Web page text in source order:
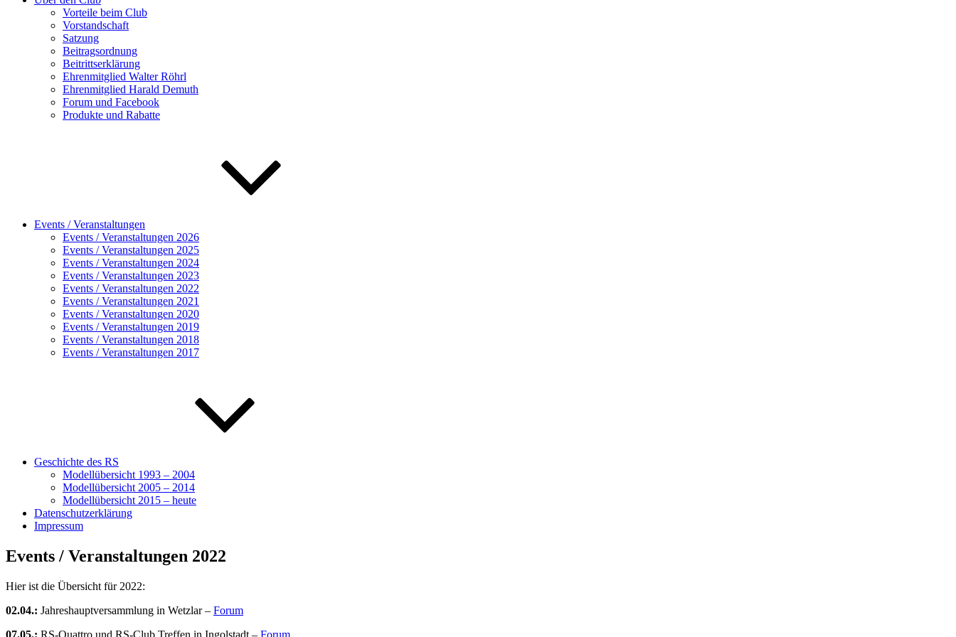
Vorteile beim Club
Vorstandschaft
Satzung
Beitragsordnung
Beitrittserklärung
Ehrenmitglied Walter Röhrl
Ehrenmitglied Harald Demuth
Forum und Facebook
Produkte und Rabatte
Events / Veranstaltungen
Events / Veranstaltungen 2026
Events / Veranstaltungen 2025
Events / Veranstaltungen 2024
Events / Veranstaltungen 2023
Events / Veranstaltungen 2022
Events / Veranstaltungen 2021
Events / Veranstaltungen 2020
Events / Veranstaltungen 2019
Events / Veranstaltungen 2018
Events / Veranstaltungen 2017
Geschichte des RS
Modellübersicht 1993 – 2004
Modellübersicht 2005 – 2014
Modellübersicht 2015 – heute
Datenschutzerklärung
Impressum
Events / Veranstaltungen 2022
Hier ist die Übersicht für 2022:
02.04.: Jahreshauptversammlung in Wetzlar – Forum
07.05.: RS-Quattro und RS-Club Treffen in Ingolstadt – Forum